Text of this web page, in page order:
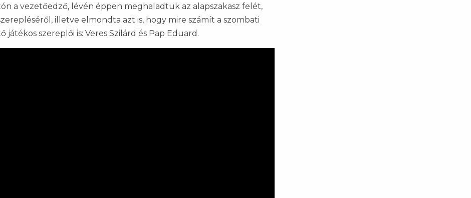
a vezetőedző, lévén éppen meghaladtuk az alapszakasz felét,
illetve elmondta azt is, hogy mire számít a szombati
szereplői is: Veres Szilárd és Pap Eduard.